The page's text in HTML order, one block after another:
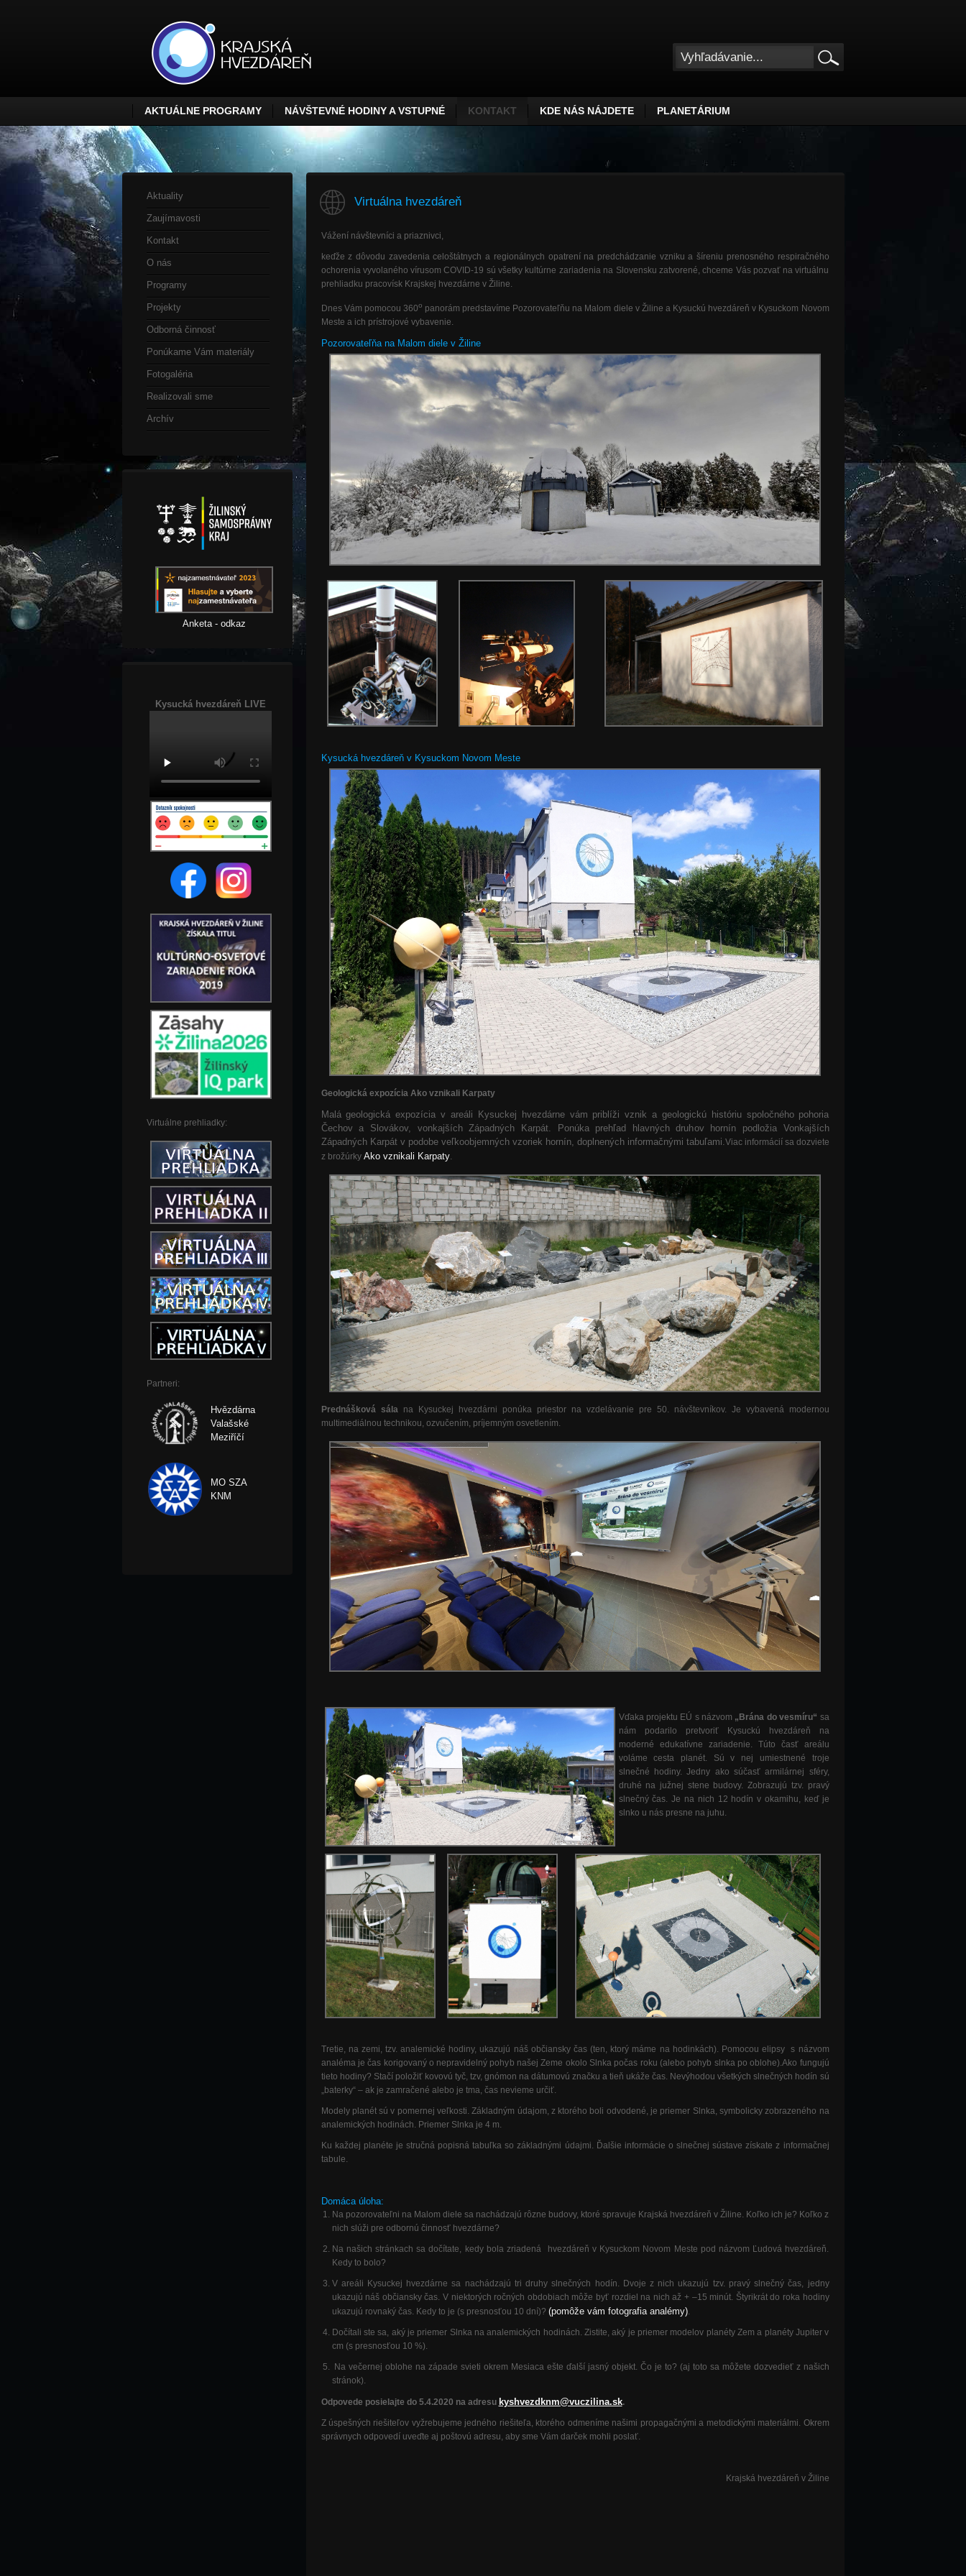
AKTUÁLNE PROGRAMY NÁVŠTEVNÉ HODINY A VSTUPNÉ KONTAKT KDE NÁS NÁJDETE PLANETÁRIUM
Aktuality
Zaujímavosti
Kontakt
O nás
Programy
Projekty
Odborná činnosť
Ponúkame Vám materiály
Fotogaléria
Realizovali sme
Archív
Anketa - odkaz
Kysucká hvezdáreň LIVE
Virtuálne prehliadky:
Partneri:
Hvězdárna
Valašské
Meziříčí
MO SZA
KNM
Virtuálna hvezdáreň
Vážení návštevníci a priaznivci,
keďže z dôvodu zavedenia celoštátnych a regionálnych opatrení na predchádzanie vzniku a šíreniu prenosného respiračného
ochorenia vyvolaného vírusom COVID-19 sú všetky kultúrne zariadenia na Slovensku zatvorené, chceme Vás pozvať na virtuálnu
prehliadku pracovísk Krajskej hvezdárne v Žiline.
Dnes Vám pomocou 360o panorám predstavíme Pozorovateľňu na Malom diele v Žiline a Kysuckú hvezdáreň v Kysuckom Novom
Meste a ich prístrojové vybavenie.
Pozorovateľňa na Malom diele v Žiline
Kysucká hvezdáreň v Kysuckom Novom Meste
Geologická expozícia Ako vznikali Karpaty
Malá geologická expozícia v areáli Kysuckej hvezdárne vám priblíži vznik a geologickú históriu spoločného pohoria
Čechov a Slovákov, vonkajších Západných Karpát. Ponúka prehľad hlavných druhov hornín podložia Vonkajších
Západných Karpát v podobe veľkoobjemných vzoriek hornín, doplnených informačnými tabuľami.Viac informácií sa dozviete
z brožúrky Ako vznikali Karpaty.
Prednášková sála na Kysuckej hvezdárni ponúka priestor na vzdelávanie pre 50. návštevníkov. Je vybavená modernou
multimediálnou technikou, ozvučením, príjemným osvetlením.
Vďaka projektu EÚ s názvom „Brána do vesmíru“ sa
nám podarilo pretvoriť Kysuckú hvezdáreň na
moderné edukatívne zariadenie. Túto časť areálu
voláme cesta planét. Sú v nej umiestnené troje
slnečné hodiny. Jedny ako súčasť armilárnej sféry,
druhé na južnej stene budovy. Zobrazujú tzv. pravý
slnečný čas. Je na nich 12 hodín v okamihu, keď je
slnko u nás presne na juhu.
Tretie, na zemi, tzv. analemické hodiny, ukazujú náš občiansky čas (ten, ktorý máme na hodinkách). Pomocou elipsy s názvom
analéma je čas korigovaný o nepravidelný pohyb našej Zeme okolo Slnka počas roku (alebo pohyb slnka po oblohe).Ako fungujú
tieto hodiny? Stačí položiť kovovú tyč, tzv, gnómon na dátumovú značku a tieň ukáže čas. Nevýhodou všetkých slnečných hodín sú
„baterky“ – ak je zamračené alebo je tma, čas nevieme určiť.
Modely planét sú v pomernej veľkosti. Základným údajom, z ktorého boli odvodené, je priemer Slnka, symbolicky zobrazeného na
analemických hodinách. Priemer Slnka je 4 m.
Ku každej planéte je stručná popisná tabuľka so základnými údajmi. Ďalšie informácie o slnečnej sústave získate z informačnej
tabule.
Domáca úloha:
Na pozorovateľni na Malom diele sa nachádzajú rôzne budovy, ktoré spravuje Krajská hvezdáreň v Žiline. Koľko ich je? Koľko z
nich slúži pre odbornú činnosť hvezdárne?
Na našich stránkach sa dočítate, kedy bola zriadená hvezdáreň v Kysuckom Novom Meste pod názvom Ľudová hvezdáreň.
Kedy to bolo?
V areáli Kysuckej hvezdárne sa nachádzajú tri druhy slnečných hodín. Dvoje z nich ukazujú tzv. pravý slnečný čas, jedny
ukazujú náš občiansky čas. V niektorých ročných obdobiach môže byť rozdiel na nich až + –15 minút. Štyrikrát do roka hodiny
ukazujú rovnaký čas. Kedy to je (s presnosťou 10 dní)? (pomôže vám fotografia analémy).
Dočítali ste sa, aký je priemer Slnka na analemických hodinách. Zistite, aký je priemer modelov planéty Zem a planéty Jupiter v
cm (s presnosťou 10 %).
Na večernej oblohe na západe svieti okrem Mesiaca ešte ďalší jasný objekt. Čo je to? (aj toto sa môžete dozvedieť z našich
stránok).
Odpovede posielajte do 5.4.2020 na adresu kyshvezdknm@vuczilina.sk.
Z úspešných riešiteľov vyžrebujeme jedného riešiteľa, ktorého odmeníme našimi propagačnými a metodickými materiálmi. Okrem
správnych odpovedí uveďte aj poštovú adresu, aby sme Vám darček mohli poslať.
Krajská hvezdáreň v Žiline